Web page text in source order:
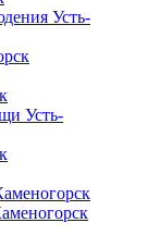
Усть-
Усть-